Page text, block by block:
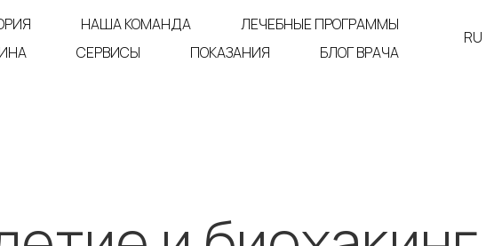
НАША КОМАНДА
ЛЕЧЕБНЫЕ ПРОГРАММЫ
СЕРВИСЫ ПОКАЗАНИЯ БЛОГ ВРАЧА
RU